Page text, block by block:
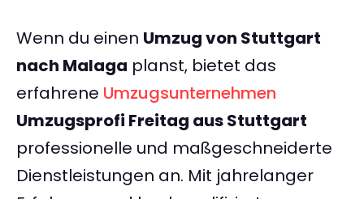
Wenn du einen Umzug von Stuttgart
nach Malaga planst, bietet das
erfahrene Umzugsunternehmen
Umzugsprofi Freitag aus Stuttgart
professionelle und maßgeschneiderte
Dienstleistungen an. Mit jahrelanger